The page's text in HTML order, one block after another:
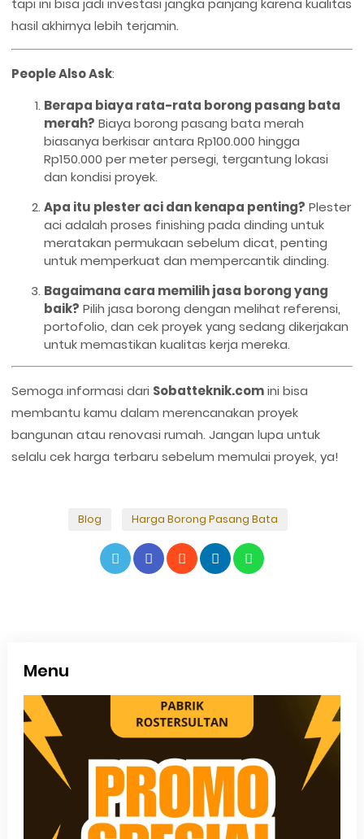
tapi ini bisa jadi investasi jangka panjang karena kualitas
hasil akhirnya lebih terjamin.
People Also Ask:
Berapa biaya rata-rata borong pasang bata
merah? Biaya borong pasang bata merah
biasanya berkisar antara Rp100.000 hingga
Rp150.000 per meter persegi, tergantung lokasi
dan kondisi proyek.
Apa itu plester aci dan kenapa penting? Plester
aci adalah proses finishing pada dinding untuk
meratakan permukaan sebelum dicat, penting
untuk memperkuat dan mempercantik dinding.
Bagaimana cara memilih jasa borong yang
baik? Pilih jasa borong dengan melihat referensi,
portofolio, dan cek proyek yang sedang dikerjakan
untuk memastikan kualitas kerja mereka.
Semoga informasi dari Sobatteknik.comini bisa
membantu kamu dalam merencanakan proyek
bangunan atau renovasi rumah. Jangan lupa untuk
selalu cek harga terbaru sebelum memulai proyek, ya!
Blog Harga Borong Pasang Bata
Menu